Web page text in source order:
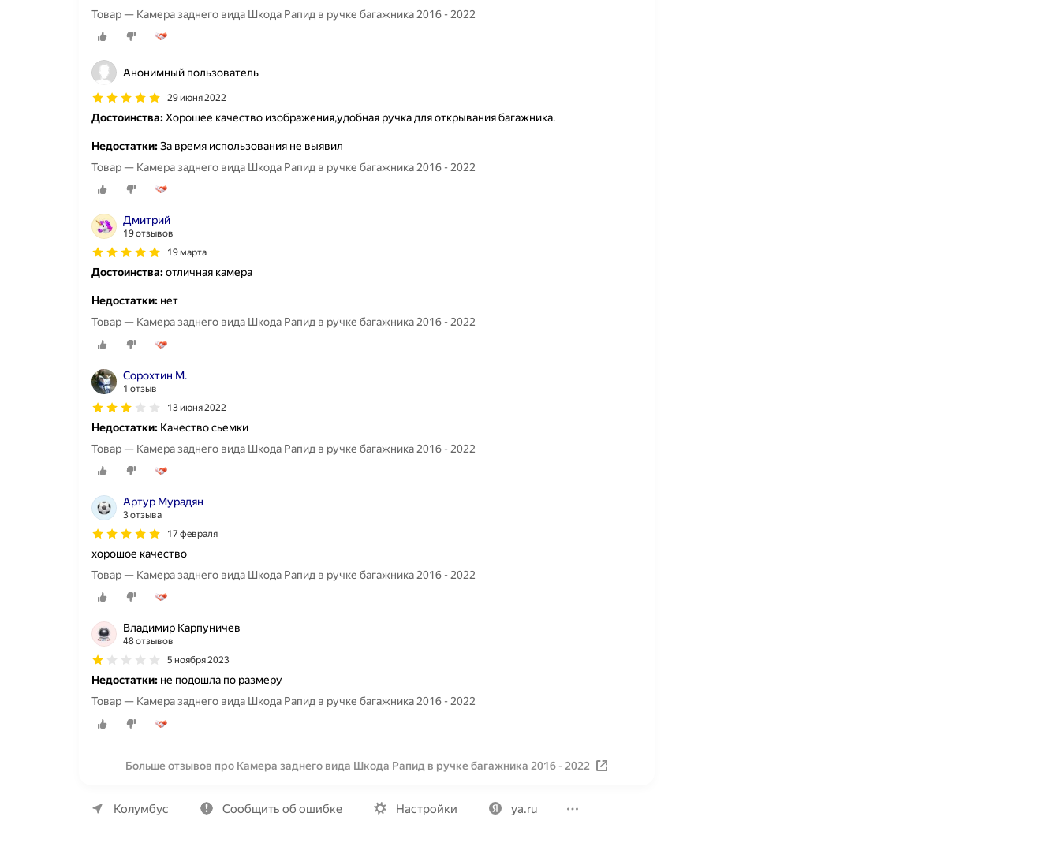
Товар — Камера заднего вида Шкода Рапид в ручке багажника 2016 - 2022
Анонимный пользователь
29 июня 2022
Достоинства:Хорошее качество изображения,удобная ручка для открывания багажника.
Недостатки:За время использования не выявил
Товар — Камера заднего вида Шкода Рапид в ручке багажника 2016 - 2022
Дмитрий
19 отзывов
19 марта
Достоинства:отличная камера
Недостатки: нет
Товар — Камера заднего вида Шкода Рапид в ручке багажника 2016 - 2022
Сорохтин М.
1 отзыв
13 июня 2022
Недостатки: Качество сьемки
Товар — Камера заднего вида Шкода Рапид в ручке багажника 2016 - 2022
Артур Мурадян
3 отзыва
17 февраля
хорошое качество
Товар — Камера заднего вида Шкода Рапид в ручке багажника 2016 - 2022
Владимир Карпуничев
48 отзывов
5 ноября 2023
Недостатки: не подошла по размеру
Товар — Камера заднего вида Шкода Рапид в ручке багажника 2016 - 2022
Больше отзывов про Камера заднего вида Шкода Рапид в ручке багажника 2016 - 2022
Колумбус Сообщить об ошибке Настройки ya.ru